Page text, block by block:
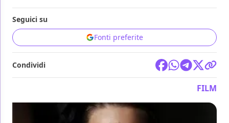
Seguici su
Fonti preferite
Condividi
FILM